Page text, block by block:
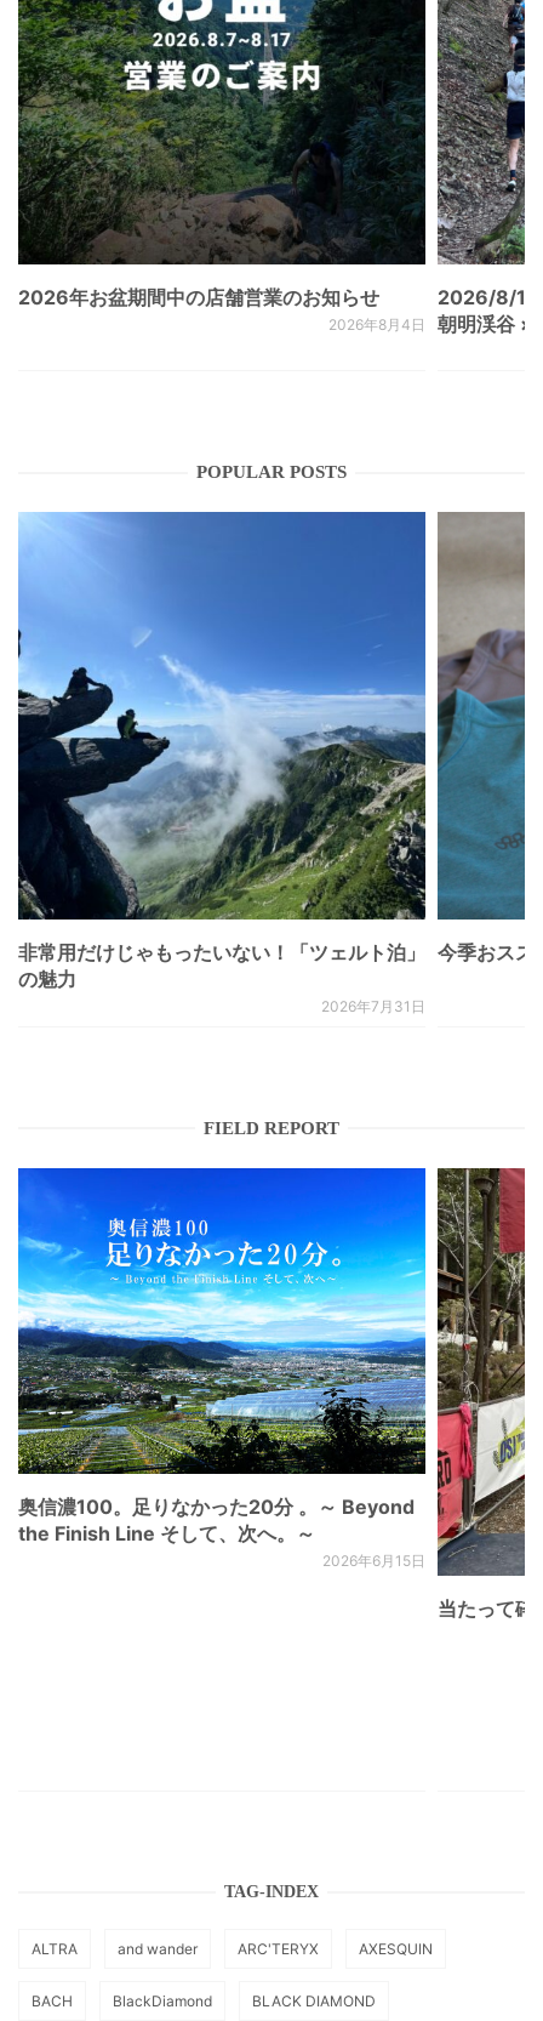
2026年お盆期間中の店舗営業のお知らせ
2026年8月4日
2026/8/
朝明渓谷 ×
POPULAR POSTS
非常用だけじゃもったいない！「ツェルト泊」
の魅力
2026年7月31日
今季おスス
FIELD REPORT
奥信濃100。足りなかった20分 。～ Beyond
the Finish Line そして、次へ。～
2026年6月15日
当たって砕
TAG-INDEX
ALTRA and wander ARC'TERYX AXESQUIN
BACH BlackDiamond BLACK DIAMOND